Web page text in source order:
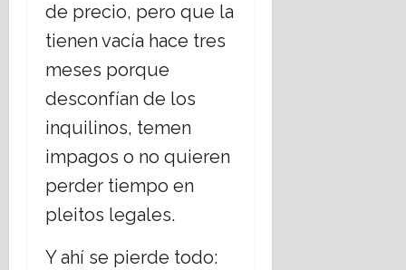
de precio, pero que la
tienen vacía hace tres
meses porque
desconfían de los
inquilinos, temen
impagos o no quieren
perder tiempo en
pleitos legales.
Y ahí se pierde todo: